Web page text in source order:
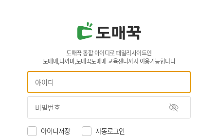
도매꾹 통합 아이디로 패밀리사이트인
도매매,나까마,도매꾹도매매 교육센터까지 이용가능합니다
아이디저장 자동로그인